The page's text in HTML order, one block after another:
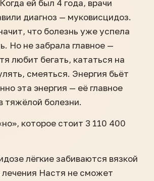
ей был 4 года, врачи
диагноз — муковисцидоз.
что болезнь уже успела
Но не забрала главное —
любит бегать, кататься на
смеяться. Энергия бьёт
эта энергия — её главное
тяжёлой болезни.
которое стоит 3 110 400
лёгкие забиваются вязкой
Настя не сможет